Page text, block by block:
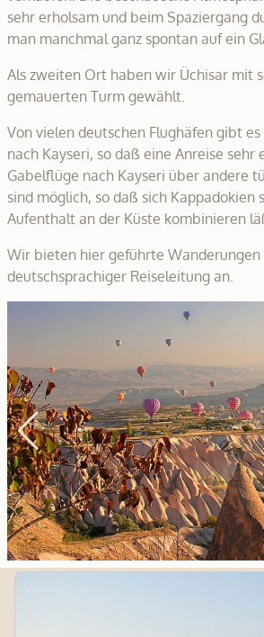
sehr erholsam und beim Spaziergang
man manchmal ganz spontan auf ein
Als zweiten Ort haben wir Üchisar mit
gemauerten Turm gewählt.
Von vielen deutschen Flughäfen gibt
nach Kayseri, so daß eine Anreise sehr
Gabelflüge nach Kayseri über andere
sind möglich, so daß sich Kappadokien
Aufenthalt an der Küste kombinieren
Wir bieten hier geführte
deutschsprachiger Reiseleitung an.